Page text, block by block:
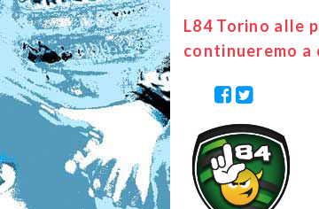
L84 Torino alle
continueremo a